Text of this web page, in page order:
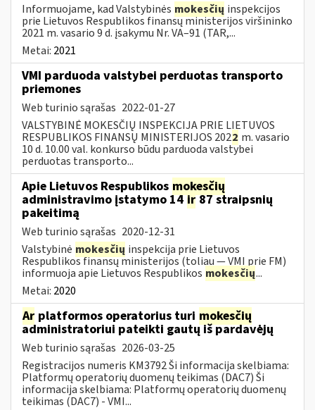
Informuojame, kad Valstybinės mokesčių inspekcijos
prie Lietuvos Respublikos finansų ministerijos viršininko
2021 m. vasario 9 d. įsakymu Nr. VA–91 (TAR,...
Metai: 2021
VMI parduoda valstybei perduotas transporto
priemones
Web turinio sąrašas 2022-01-27
VALSTYBINĖ MOKESČIŲ INSPEKCIJA PRIE LIETUVOS
RESPUBLIKOS FINANSŲ MINISTERIJOS 2022 m. vasario
10 d. 10.00 val. konkurso būdu parduoda valstybei
perduotas transporto...
Apie Lietuvos Respublikos mokesčių
administravimo įstatymo 14ir87 straipsnių
pakeitimą
Web turinio sąrašas 2020-12-31
Valstybinė mokesčių inspekcija prie Lietuvos
Respublikos finansų ministerijos (toliau — VMI prie FM)
informuoja apie Lietuvos Respublikos mokesčių...
Metai: 2020
Ar platformos operatorius turi mokesčių
administratoriui pateikti gautų iš pardavėjų
Web turinio sąrašas 2026-03-25
Registracijos numeris KM3792 Ši informacija skelbiama:
Platformų operatorių duomenų teikimas (DAC7) Ši
informacija skelbiama: Platformų operatorių duomenų
teikimas (DAC7) - VMI...